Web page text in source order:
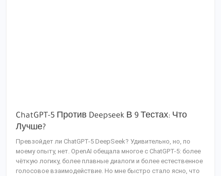
ChatGPT-5 Против Deepseek В 9 Тестах: Что
Лучше?
Превзойдет ли ChatGPT-5 DeepSeek? Удивительно, но, по
моему опыту, нет. OpenAI обещала многое с ChatGPT-5: более
чёткую логику, более плавные диалоги и более естественное
голосовое взаимодействие. Но мне быстро стало ясно, что